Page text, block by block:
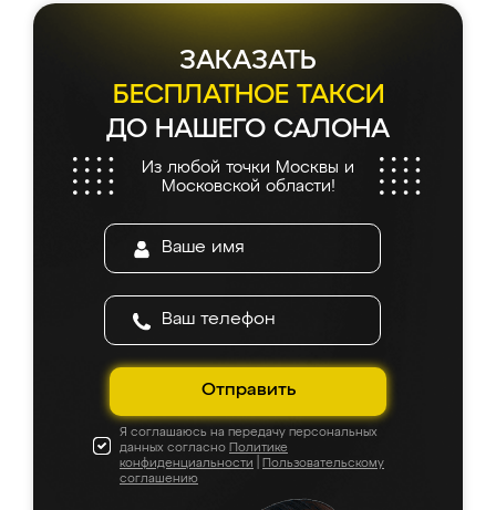
ЗАКАЗАТЬ
БЕСПЛАТНОЕ ТАКСИ
ДО НАШЕГО САЛОНА
Из любой точки Москвы и
Московской области!
Отправить
Я соглашаюсь на передачу персональных
данных согласно Политике
конфиденциальности
Пользовательскому
соглашению